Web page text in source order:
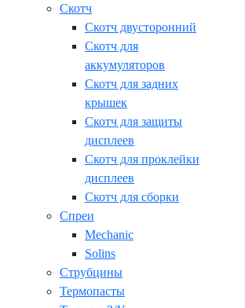
Скотч
Скотч двусторонний
Скотч для
аккумуляторов
Скотч для задних
крышек
Скотч для защиты
дисплеев
Скотч для проклейки
дисплеев
Скотч для сборки
Спреи
Mechanic
Solins
Струбцины
Термопасты